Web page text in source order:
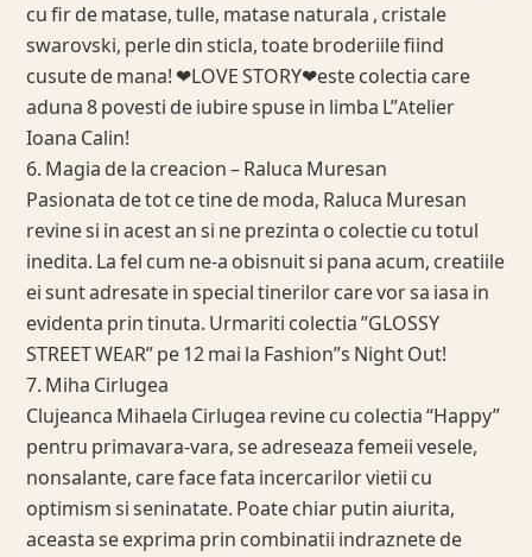
cu fir de matase, tulle, matase naturala , cristale
swarovski, perle din sticla, toate broderiile fiind
cusute de mana! ❤LOVE STORY❤este colectia care
aduna 8 povesti de iubire spuse in limba L”Atelier
Ioana Calin!
6. Magia de la creacion – Raluca Muresan
Pasionata de tot ce tine de moda, Raluca Muresan
revine si in acest an si ne prezinta o colectie cu totul
inedita. La fel cum ne-a obisnuit si pana acum, creatiile
ei sunt adresate in special tinerilor care vor sa iasa in
evidenta prin tinuta. Urmariti colectia ”GLOSSY
STREET WEAR” pe 12 mai la Fashion”s Night Out!
7. Miha Cirlugea
Clujeanca Mihaela Cirlugea revine cu colectia “Happy”
pentru primavara-vara, se adreseaza femeii vesele,
nonsalante, care face fata incercarilor vietii cu
optimism si seninatate. Poate chiar putin aiurita,
aceasta se exprima prin combinatii indraznete de